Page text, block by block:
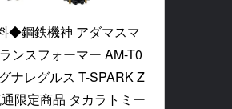
◆鋼鉄機神 アダマスマ
ンスフォーマー AM-T0
ナレグルス T-SPARK Z
限定商品 タカラトミー